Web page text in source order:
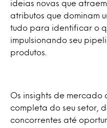
ideias novas que
atributos que dominam
tudo para identificar o
impulsionando seu
produtos.
Os insights de mercado
completa do seu setor,
concorrentes até